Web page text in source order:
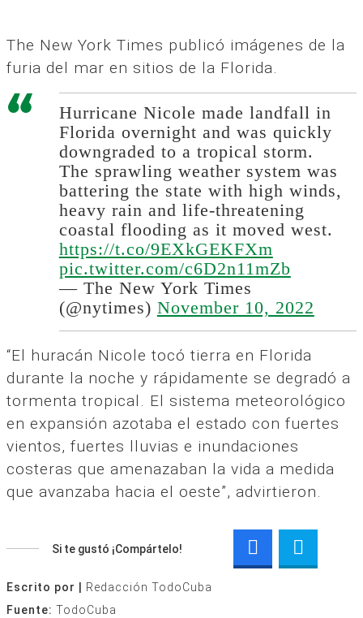
The New York Times publicó imágenes de la
furia del mar en sitios de la Florida.
Hurricane Nicole made landfall in
Florida overnight and was quickly
downgraded to a tropical storm.
The sprawling weather system was
battering the state with high winds,
heavy rain and life-threatening
coastal flooding as it moved west.
https://t.co/9EXkGEKFXm
pic.twitter.com/c6D2n11mZb
— The New York Times
(@nytimes) November 10, 2022
“El huracán Nicole tocó tierra en Florida
durante la noche y rápidamente se degradó a
tormenta tropical. El sistema meteorológico
en expansión azotaba el estado con fuertes
vientos, fuertes lluvias e inundaciones
costeras que amenazaban la vida a medida
que avanzaba hacia el oeste”, advirtieron.
Si te gustó ¡Compártelo!
Escrito por |
Redacción TodoCuba
Fuente: TodoCuba